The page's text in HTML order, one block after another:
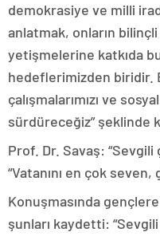
demokrasiye ve milli
anlatmak, onların
yetişmelerine katkıda
hedeflerimizden biridir.
çalışmalarımızı ve
sürdüreceğiz” şeklinde
Prof. Dr. Savaş:
“Vatanını en çok
Konuşmasında
şunları kaydetti: